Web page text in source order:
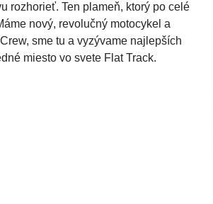
rozhorieť. Ten plameň, ktorý po celé
nový, revolučný motocykel a
sme tu a vyzývame najlepších
miesto vo svete Flat Track.